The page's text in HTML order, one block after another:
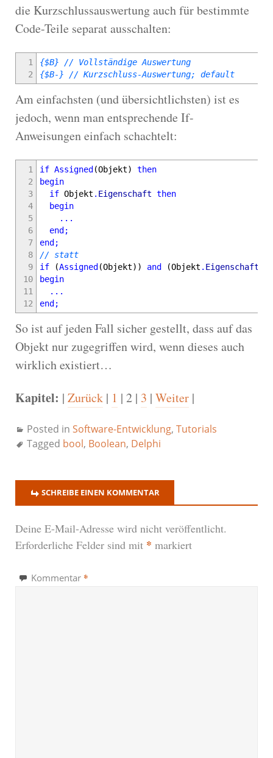
die Kurzschlussauswertung auch für bestimmte
Code-Teile separat ausschalten:
1
2
{$B}
// Vollständige Auswertung
{$B-}
// Kurzschluss-Auswertung; default
Am einfachsten (und übersichtlichsten) ist es
jedoch, wenn man entsprechende If-
Anweisungen einfach schachtelt:
1
2
3
4
5
6
7
8
9
10
11
12
if Assigned (Objekt)
then
begin
if Objekt . Eigenschaft then
begin
...
end ;
end ;
// statt
if
(Assigned (Objekt) ) and (Objekt . Eigenschaft
begin
...
end ;
So ist auf jeden Fall sicher gestellt, dass auf das
Objekt nur zugegriffen wird, wenn dieses auch
wirklich existiert…
Kapitel: | Zurück | 1 | 2 | 3 | Weiter |
Posted in Software-Entwicklung, Tutorials
Tagged bool, Boolean, Delphi
SCHREIBE EINEN KOMMENTAR
Deine E-Mail-Adresse wird nicht veröffentlicht.
Erforderliche Felder sind mit * markiert
Kommentar *